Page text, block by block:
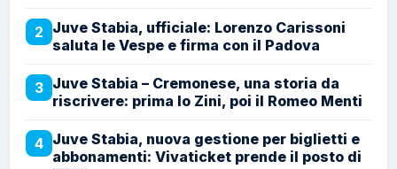
2 Juve Stabia, ufficiale: Lorenzo Carissoni
saluta le Vespe e firma con il Padova
3 Juve Stabia – Cremonese, una storia da
riscrivere: prima lo Zini, poi il Romeo Menti
4 Juve Stabia, nuova gestione per biglietti e
abbonamenti: Vivaticket prende il posto di